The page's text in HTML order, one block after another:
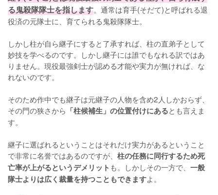
る鬼殺隊隊士を指します。通常は育手(そだて)と呼ばれる退
役済の元隊士に、育てられる鬼殺隊隊士。
しかし柱が自ら継子にすると了承すれば、柱の直弟子として
妙技を学べるのです。しかし継子には誰でもなれる訳ではあ
りません。現役最強剣士が認める才能や実力が無ければ、な
れないのです。
そのため作中でも継子は元継子の人物を含め2人しかおらず、
その門の狭さから 「柱候補生」の位置付けにあるとも言えま
す。
継子に選ばれるということはそれだけ実力があるということ
で非常に名誉ではあるのですが、 柱の任務に同行するため死
亡率が上がるというデメリット も。しかしその一方で、 一般
隊士よりは広く裁量を持つこともできますよ。